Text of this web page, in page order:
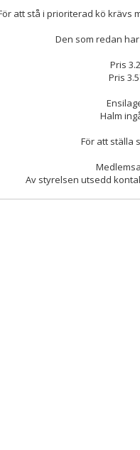
att stå i prioriterad kö krävs
Den som redan
Pris
Pris
Halm
För att ställa
Av styrelsen utsedd